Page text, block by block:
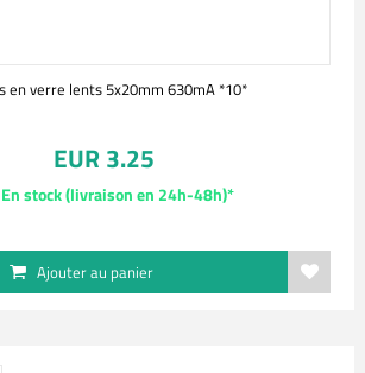
en verre lents 5x20mm 630mA *10*
EUR 3.25
En stock (livraison en 24h-48h)*
Ajouter au panier